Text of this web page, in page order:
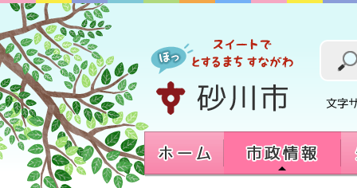
へ
移
動
す
る